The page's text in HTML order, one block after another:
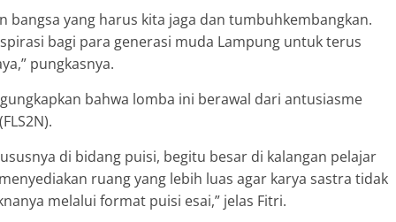
bangsa yang harus kita jaga dan tumbuhkembangkan.
bagi para generasi muda Lampung untuk terus
pungkasnya.
bahwa lomba ini berawal dari antusiasme
di bidang puisi, begitu besar di kalangan pelajar
ruang yang lebih luas agar karya sastra tidak
melalui format puisi esai,” jelas Fitri.